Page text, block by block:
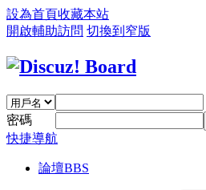
設為首頁收藏本站
開啟輔助訪問 切換到窄版
密碼
快捷導航
論壇BBS